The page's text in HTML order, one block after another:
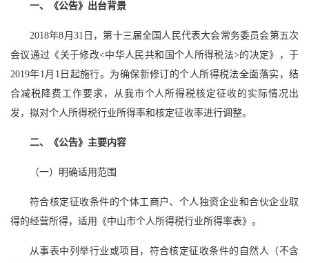
一、《公告》出台背景
2018年8月31日，第十三届全国人民代表大会常务委员会第五次
会议通过《关于修改<中华人民共和国个人所得税法>的决定》，于
2019年1月1日起施行。为确保新修订的个人所得税法全面落实，结
合减税降费工作要求，从我市个人所得税核定征收的实际情况出
发，拟对个人所得税行业所得率和核定征收率进行调整。
二、《公告》主要内容
（一）明确适用范围
符合核定征收条件的个体工商户、个人独资企业和合伙企业取
得的经营所得，适用《中山市个人所得税行业所得率表》。
从事表中列举行业或项目，符合核定征收条件的自然人（不含